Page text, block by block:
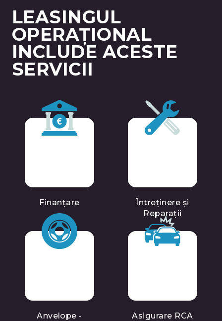
LEASINGUL
OPERAȚIONAL
INCLUDE ACESTE
SERVICII
Finanțare
Întreținere și
Reparații
Anvelope -
Asigurare RCA